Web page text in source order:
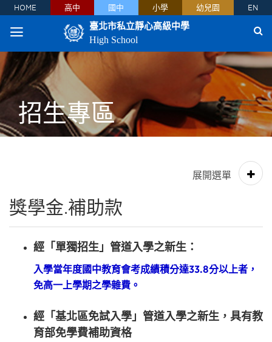
HOME 高中 國中 小學 幼兒園 EN
臺北市私立靜心高級中學
High School
招生專區
獎學金.補助款
經「單獨招生」管道入學之新生：
入學當年度國中教育會考成績積分達33.8分以上者，
免高一上學期之學雜費。
經「基北區免試入學」管道入學之新生，具有教
育部免學費補助資格